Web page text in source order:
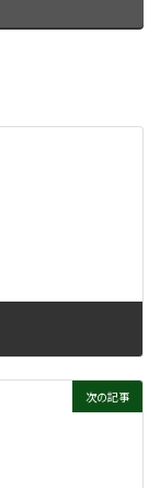
次の記事